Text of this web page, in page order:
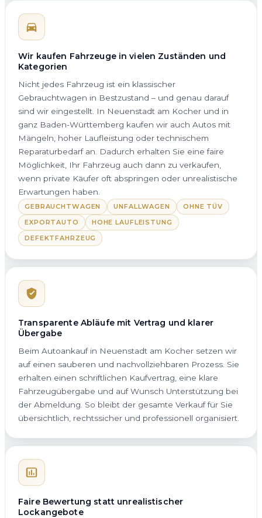
Wir kaufen Fahrzeuge in vielen Zuständen und
Kategorien
Nicht jedes Fahrzeug ist ein klassischer
Gebrauchtwagen in Bestzustand – und genau darauf
sind wir eingestellt. In Neuenstadt am Kocher und in
ganz Baden-Württemberg kaufen wir auch Autos mit
Mängeln, hoher Laufleistung oder technischem
Reparaturbedarf an. Dadurch erhalten Sie eine faire
Möglichkeit, Ihr Fahrzeug auch dann zu verkaufen,
wenn private Käufer oft abspringen oder unrealistische
Erwartungen haben.
GEBRAUCHTWAGEN UNFALLWAGEN
OHNE TÜV
EXPORTAUTO
HOHE LAUFLEISTUNG
DEFEKTFAHRZEUG
Transparente Abläufe mit Vertrag und klarer
Übergabe
Beim Autoankauf in Neuenstadt am Kocher setzen wir
auf einen sauberen und nachvollziehbaren Prozess. Sie
erhalten einen schriftlichen Kaufvertrag, eine klare
Fahrzeugübergabe und auf Wunsch Unterstützung bei
der Abmeldung. So bleibt der gesamte Verkauf für Sie
übersichtlich, rechtssicher und professionell organisiert.
Faire Bewertung statt unrealistischer
Lockangebote